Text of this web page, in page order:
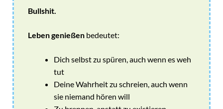
Bullshit.
Leben genießen bedeutet:
Dich selbst zu spüren, auch wenn es weh
tut
Deine Wahrheit zu schreien, auch wenn
sie niemand hören will